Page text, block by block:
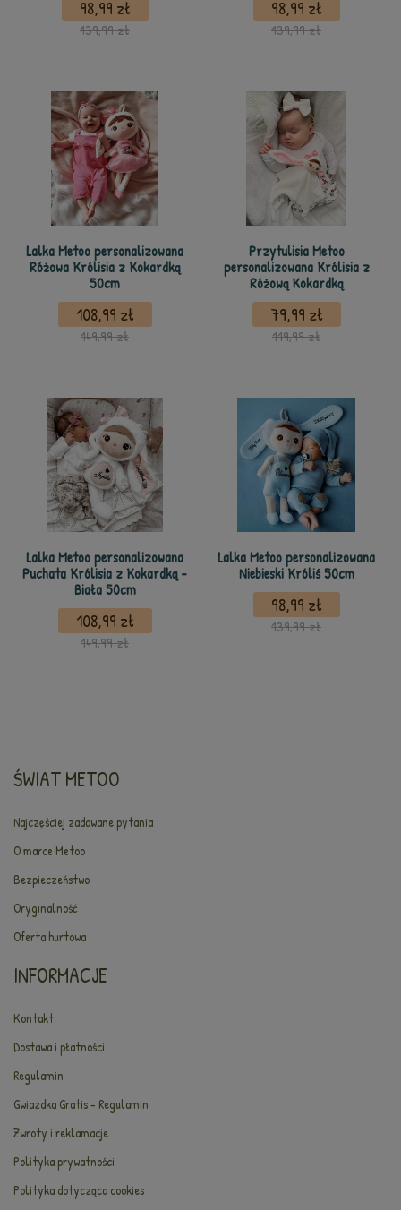
98,99 zł
139,99 zł
98,99 zł
139,99 zł
Lalka Metoo personalizowana
Różowa Królisia z Kokardką
50cm
108,99 zł
149,99 zł
Przytulisia Metoo
personalizowana Królisia z
Różową Kokardką
79,99 zł
119,99 zł
Lalka Metoo personalizowana
Puchata Królisia z Kokardką -
Biała 50cm
108,99 zł
149,99 zł
Lalka Metoo personalizowana
Niebieski Króliś 50cm
98,99 zł
139,99 zł
ŚWIAT METOO
Najczęściej zadawane pytania
O marce Metoo
Bezpieczeństwo
Oryginalność
Oferta hurtowa
INFORMACJE
Kontakt
Dostawa i płatności
Regulamin
Gwiazdka Gratis - Regulamin
Zwroty i reklamacje
Polityka prywatności
Polityka dotycząca cookies